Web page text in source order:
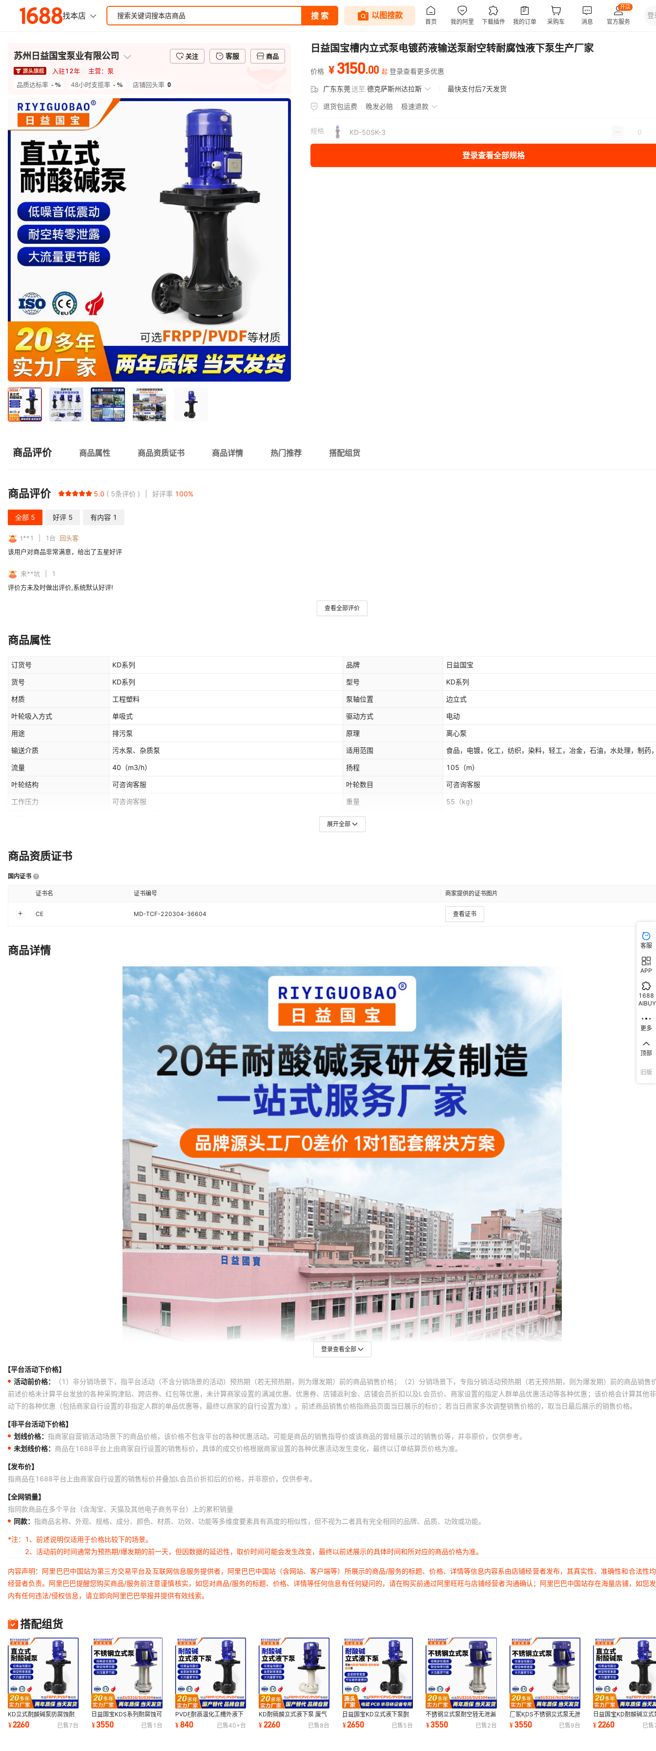
苏州日益国宝泵业有限公司 关注 客服
商品
入驻12年 主营：泵
品质达标率 - % 48小时支揽率 - % 店铺回头率 0
日益国宝槽内立式泵电镀药液输送泵耐空转耐腐蚀液下泵生产厂家
价格 ¥ 3150.00 起 登录查看更多优惠
广东东莞送至 德克萨斯州达拉斯 最快支付后7天发货
退货包运费 晚发必赔 极速退款
规格 KD-50SK-3
登录查看全部规格
商品评价 商品属性 商品资质证书 商品详情 热门推荐 搭配组货
商品评价 5.0 5条评价 好评率 100%
全部 5 好评 5 有内容 1
t**1 1台
回头客
该用户对商品非常满意，给出了五星好评
来**坑
1
评价方未及时做出评价,系统默认好评!
查看全部评价
商品属性
订货号 KD系列 品牌 日益国宝
货号 KD系列 型号 KD系列
材质 工程塑料 泵轴位置 边立式
叶轮吸入方式 单吸式 驱动方式 电动
用途 排污泵 原理 离心泵
输送介质 污水泵、杂质泵 适用范围 食品，电镀，化工，纺织，染料，轻工，冶金，石油，水处理，制药
流量 40 （m3/h） 扬程 105 （m）
叶轮结构 可咨询客服 叶轮数目 可咨询客服
工作压力 可咨询客服 重量 55 （kg）
规格
展开全部
商品资质证书
国内证书
证书名 证书编号 商家提供的证书图片
CE MD-TCF-220304-36604 查看证书
商品详情
登录查看全部
【平台活动下价格】
活动前价格：
（1）非分销场景下，指平台活动（不含分销场景的活动）预热期（若无预热期，则为爆发期）前的商品销售价格；（2）分销场景下，专指分销活动预热期（若无预热期，则为爆发期）前的商品销售
前述价格未计算平台发放的各种采购津贴、跨店券、红包等优惠，未计算商家设置的满减优惠、优惠券、店铺返利金、店铺会员折扣以及L会员价、商家设置的指定人群单品优惠活动等各种优惠；该价格会计算其他
动下的各种优惠（包括商家自行设置的非指定人群的单品优惠等，最终以商家的自行设置为准）。前述商品销售价格指商品页面当日展示的标价；若当日商家多次调整销售价格的，取当日最后展示的销售价格。
【非平台活动下价格】
划线价格： 指商家自营销活动场景下的商品价格，该价格不包含平台的各种优惠活动。可能是商品的销售指导价或该商品的曾经展示过的销售价等，并非原价，仅供参考。
未划线价格： 商品在1688平台上由商家自行设置的销售标价，具体的成交价格根据商家设置的各种优惠活动发生变化，最终以订单结算页价格为准。
【发布价】
指商品在1688平台上由商家自行设置的销售标价并叠加L会员价折扣后的价格，并非原价，仅供参考。
【全网销量】
指同款商品在多个平台（含淘宝、天猫及其他电子商务平台）上的累积销量
同款： 指商品名称、外观、规格、成分、颜色、材质、功效、功能等多维度要素具有高度的相似性，但不视为二者具有完全相同的品牌、品质、功效或功能。
*注：
1、前述说明仅适用于价格比较下的场景。
2、活动前的时间通常为预热期/爆发期的前一天，但因数据的延迟性，取价时间可能会发生改变，最终以前述展示的具体时间和所对应的商品价格为准。
内容声明：阿里巴巴中国站为第三方交易平台及互联网信息服务提供者，阿里巴巴中国站（含网站、客户端等）所展示的商品/服务的标题、价格、详情等信息内容系由店铺经营者发布，其真实性、准确性和合法性
经营者负责。阿里巴巴提醒您购买商品/服务前注意谨慎核实，如您对商品/服务的标题、价格、详情等任何信息有任何疑问的，请在购买前通过阿里旺旺与店铺经营者沟通确认；阿里巴巴中国站存在海量店铺，如您
内有任何违法/侵权信息，请立即向阿里巴巴举报并提供有效线索。
搭配组货
KD立式耐酸碱泵防腐蚀耐
空转大流量电镀线过滤直立
式槽外泵厂家
¥2260 已售7台
日益国宝KDS系列耐腐蚀可
空转液下泵 废气塔用不锈
钢立式泵厂家
¥3550 已售 1 台
PVDF耐高温化工槽外液下
泵 耐酸碱耐腐蚀废气塔喷
淋立式泵厂家
¥840 已售40+台
KD耐硫酸立式液下泵 废气
喷淋塔槽外立式泵 可空转
立式化工泵厂家
¥2260 已售8台
日益国宝KD立式液下泵耐
酸碱防腐蚀可空转电镀设备
立式槽内泵厂家
¥2650 已售5台
不锈钢立式泵耐空转无泄漏
耐酸碱环保处理工程不锈钢
立式液下泵
¥3550 已售2台
厂家KDS不锈钢立式泵无泄
漏低噪音化学药剂输送耐酸
碱立式槽外泵
¥3550 已售9台
日益国宝KD耐酸碱立式
可空转 酸洗抛光化工处
槽外液下泵厂家
¥2260 已售
客服
APP
1688
AIBUY
更多
顶部
旧版